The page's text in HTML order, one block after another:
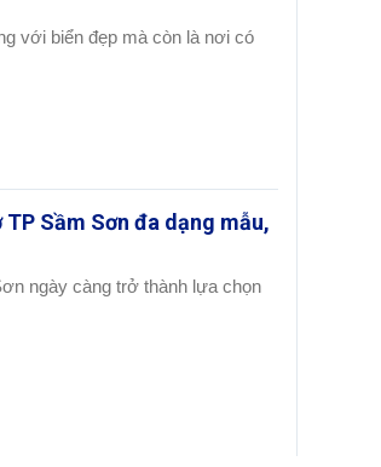
với biển đẹp mà còn là nơi có
Sầm Sơn đa dạng mẫu,
ngày càng trở thành lựa chọn